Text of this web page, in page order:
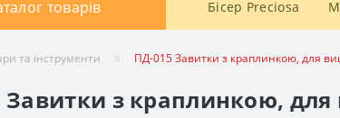
товарів Бісер Preciosa
та інструменти ПД-015 Завитки з краплинкою, для
з краплинкою, для